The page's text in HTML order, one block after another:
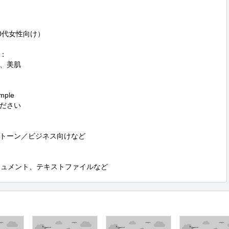
女性向け）
美肌
さい
ーン／ビジネス向けなど
メント、テキストファイルなど